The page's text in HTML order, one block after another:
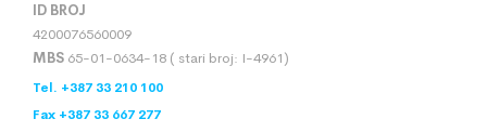
ID BROJ
4200076560009
MBS 65-01-0634-18 ( stari broj: I-4961)
Tel. +387 33 210 100
Fax +387 33 667 277